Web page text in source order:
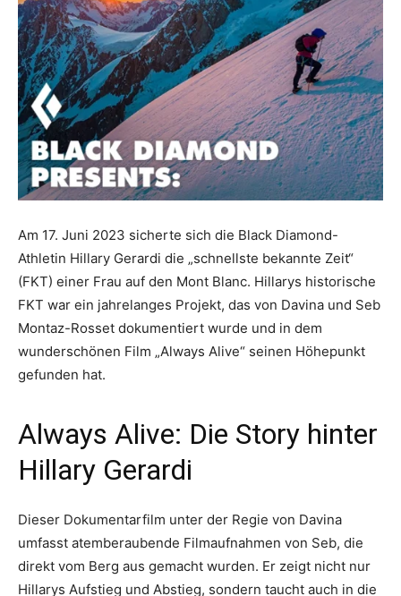
Am 17. Juni 2023 sicherte sich die Black Diamond-
Athletin Hillary Gerardi die „schnellste bekannte Zeit“
(FKT) einer Frau auf den Mont Blanc. Hillarys historische
FKT war ein jahrelanges Projekt, das von Davina und Seb
Montaz-Rosset dokumentiert wurde und in dem
wunderschönen Film „Always Alive“ seinen Höhepunkt
gefunden hat.
Always Alive: Die Story hinter
Hillary Gerardi
Dieser Dokumentarfilm unter der Regie von Davina
umfasst atemberaubende Filmaufnahmen von Seb, die
direkt vom Berg aus gemacht wurden. Er zeigt nicht nur
Hillarys Aufstieg und Abstieg, sondern taucht auch in die